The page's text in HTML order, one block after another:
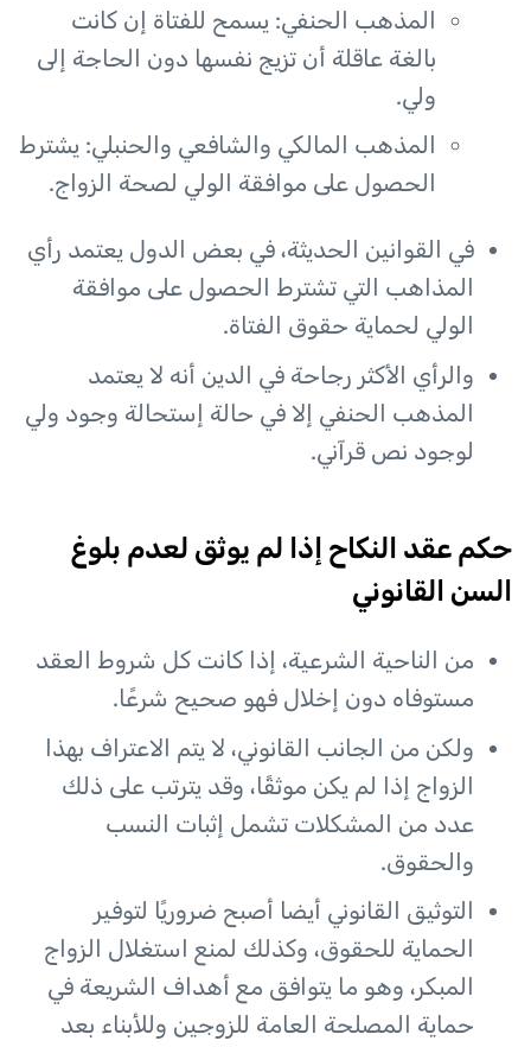
المذهب الحنفي: يسمح للفتاة إن كانت
بالغة عاقلة أن تزيج نفسها دون الحاجة إلى
ولي.
المذهب المالكي والشافعي والحنبلي: يشترط
الحصول على موافقة الولي لصحة الزواج.
في القوانين الحديثة، في بعض الدول يعتمد رأي
المذاهب التي تشترط الحصول على موافقة
الولي لحماية حقوق الفتاة.
والرأي الأكثر رجاحة في الدين أنه لا يعتمد
المذهب الحنفي إلا في حالة إستحالة وجود ولي
لوجود نص قرآني.
حكم عقد النكاح إذا لم يوثق لعدم بلوغ
السن القانوني
من الناحية الشرعية، إذا كانت كل شروط العقد
مستوفاه دون إخلال فهو صحيح شرعًا.
ولكن من الجانب القانوني، لا يتم الاعتراف بهذا
الزواج إذا لم يكن موثقًا، وقد يترتب على ذلك
عدد من المشكلات تشمل إثبات النسب
والحقوق.
التوثيق القانوني أيضا أصبح ضروريًا لتوفير
الحماية للحقوق، وكذلك لمنع استغلال الزواج
المبكر، وهو ما يتوافق مع أهداف الشريعة في
حماية المصلحة العامة للزوجين وللأبناء بعد